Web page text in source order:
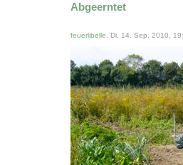
Abgeerntet
feuerlibelle , Di, 14. Sep. 2010,